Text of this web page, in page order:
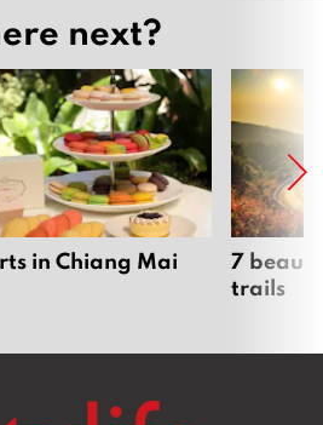
next?
in Chiang Mai
7
trails